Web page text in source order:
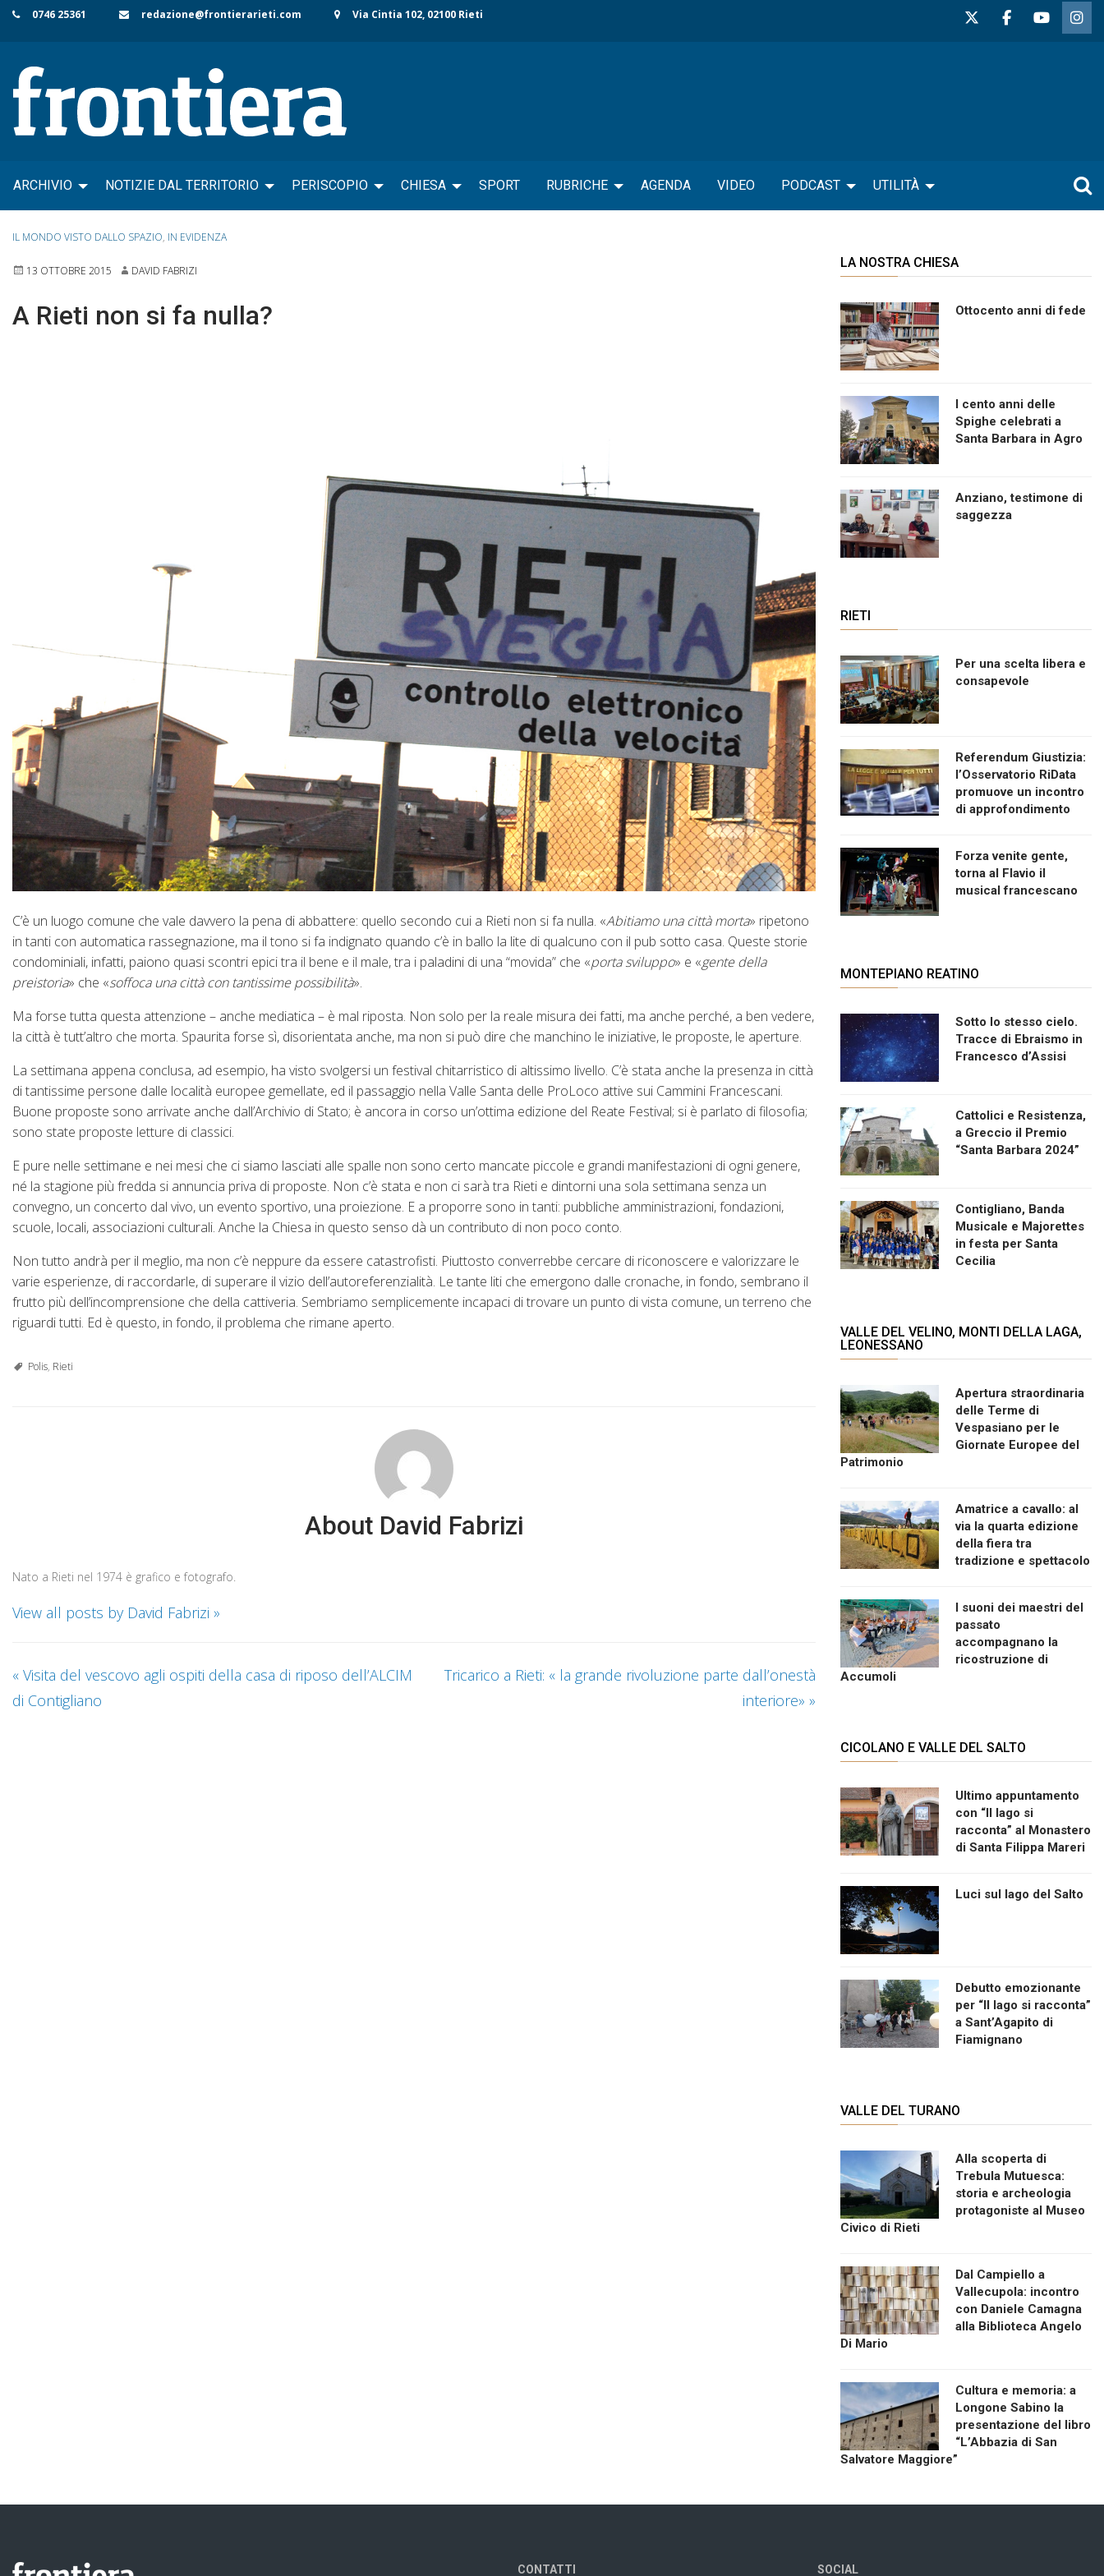
Skip
content
0746 25361 redazione@frontierarieti.com Via Cintia 102, 02100 Rieti
ARCHIVIO NOTIZIE DAL TERRITORIO PERISCOPIO CHIESA SPORT RUBRICHE AGENDA VIDEO PODCAST UTILITÀ
IL MONDO VISTO DALLO SPAZIO, IN EVIDENZA
13 OTTOBRE 2015 DAVID FABRIZI
A Rieti non si fa nulla?
C’è un luogo comune che vale davvero la pena di abbattere: quello secondo cui a Rieti non si fa nulla. «Abitiamo una città morta» ripetono
in tanti con automatica rassegnazione, ma il tono si fa indignato quando c’è in ballo la lite di qualcuno con il pub sotto casa. Queste storie
condominiali, infatti, paiono quasi scontri epici tra il bene e il male, tra i paladini di una “movida” che «porta sviluppo» e «gente della
preistoria» che «soffoca una città con tantissime possibilità».
Ma forse tutta questa attenzione – anche mediatica – è mal riposta. Non solo per la reale misura dei fatti, ma anche perché, a ben vedere,
la città è tutt’altro che morta. Spaurita forse sì, disorientata anche, ma non si può dire che manchino le iniziative, le proposte, le aperture.
La settimana appena conclusa, ad esempio, ha visto svolgersi un festival chitarristico di altissimo livello. C’è stata anche la presenza in città
di tantissime persone dalle località europee gemellate, ed il passaggio nella Valle Santa delle ProLoco attive sui Cammini Francescani.
Buone proposte sono arrivate anche dall’Archivio di Stato; è ancora in corso un’ottima edizione del Reate Festival; si è parlato di filosofia;
sono state proposte letture di classici.
E pure nelle settimane e nei mesi che ci siamo lasciati alle spalle non sono certo mancate piccole e grandi manifestazioni di ogni genere,
né la stagione più fredda si annuncia priva di proposte. Non c’è stata e non ci sarà tra Rieti e dintorni una sola settimana senza un
convegno, un concerto dal vivo, un evento sportivo, una proiezione. E a proporre sono in tanti: pubbliche amministrazioni, fondazioni,
scuole, locali, associazioni culturali. Anche la Chiesa in questo senso dà un contributo di non poco conto.
Non tutto andrà per il meglio, ma non c’è neppure da essere catastrofisti. Piuttosto converrebbe cercare di riconoscere e valorizzare le
varie esperienze, di raccordarle, di superare il vizio dell’autoreferenzialità. Le tante liti che emergono dalle cronache, in fondo, sembrano il
frutto più dell’incomprensione che della cattiveria. Sembriamo semplicemente incapaci di trovare un punto di vista comune, un terreno che
riguardi tutti. Ed è questo, in fondo, il problema che rimane aperto.
Polis, Rieti
About David Fabrizi
Nato a Rieti nel 1974 è grafico e fotografo.
View all posts by David Fabrizi »
« Visita del vescovo agli ospiti della casa di riposo dell’ALCIM
di Contigliano
Tricarico a Rieti: « la grande rivoluzione parte dall’onestà
interiore» »
LA NOSTRA CHIESA
Ottocento anni di fede
I cento anni delle
Spighe celebrati a
Santa Barbara in Agro
Anziano, testimone di
saggezza
RIETI
Per una scelta libera e
consapevole
Referendum Giustizia:
l’Osservatorio RiData
promuove un incontro
di approfondimento
Forza venite gente,
torna al Flavio il
musical francescano
MONTEPIANO REATINO
Sotto lo stesso cielo.
Tracce di Ebraismo in
Francesco d’Assisi
Cattolici e Resistenza,
a Greccio il Premio
“Santa Barbara 2024”
Contigliano, Banda
Musicale e Majorettes
in festa per Santa
Cecilia
VALLE DEL VELINO, MONTI DELLA LAGA,
LEONESSANO
Apertura straordinaria
delle Terme di
Vespasiano per le
Giornate Europee del
Patrimonio
Amatrice a cavallo: al
via la quarta edizione
della fiera tra
tradizione e spettacolo
I suoni dei maestri del
passato
accompagnano la
ricostruzione di
Accumoli
CICOLANO E VALLE DEL SALTO
Ultimo appuntamento
con “Il lago si
racconta” al Monastero
di Santa Filippa Mareri
Luci sul lago del Salto
Debutto emozionante
per “Il lago si racconta”
a Sant’Agapito di
Fiamignano
VALLE DEL TURANO
Alla scoperta di
Trebula Mutuesca:
storia e archeologia
protagoniste al Museo
Civico di Rieti
Dal Campiello a
Vallecupola: incontro
con Daniele Camagna
alla Biblioteca Angelo
Di Mario
Cultura e memoria: a
Longone Sabino la
presentazione del libro
“L’Abbazia di San
Salvatore Maggiore”
CONTATTI SOCIAL